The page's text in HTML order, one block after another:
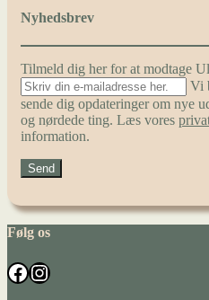
Nyhedsbrev
Tilmeld dig her for at modtage
Vi
sende dig opdateringer om nye
og nørdede ting. Læs vores
information.
Følg os
Facebook
Instagram